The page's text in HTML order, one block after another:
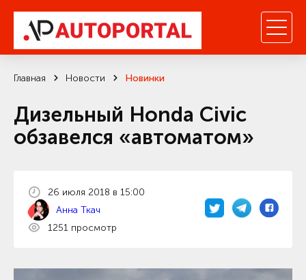
Главная Новости Новинки
Дизельный Honda Civic
обзавелся «автоматом»
26 июля 2018 в 15:00
Анна Ткач
1251 просмотр